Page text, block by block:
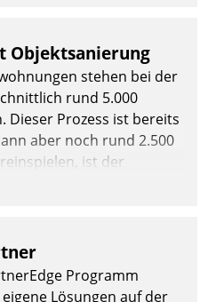
Objektsanierung
stehen bei der
rund 5.000
Dieser Prozess ist bereits
aber noch rund 2.500
ist der
immens. Im
daher
Datatrain GmbH den
digitalisiert.
Programm
Lösungen auf der